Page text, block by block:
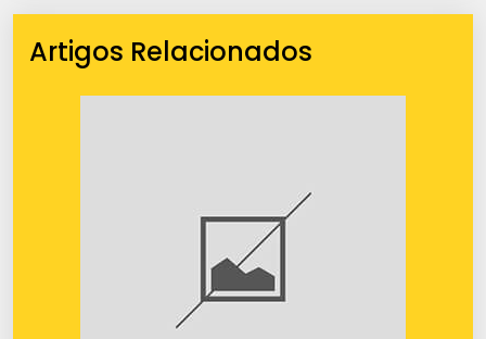
Artigos Relacionados